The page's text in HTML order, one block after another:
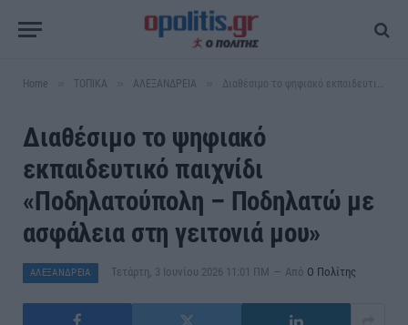
Home ΤΟΠΙΚΑ ΑΛΕΞΑΝΔΡΕΙΑ Διαθέσιμο το ψηφιακό εκπαιδευτικό παιχνίδι «Ποδηλατούπολη – Ποδηλατώ με ασφάλεια στη γειτονιά μου»
Διαθέσιμο το ψηφιακό
εκπαιδευτικό παιχνίδι
«Ποδηλατούπολη – Ποδηλατώ με
ασφάλεια στη γειτονιά μου»
ΑΛΕΞΑΝΔΡΕΙΑ Τετάρτη, 3 Ιουνίου 2026 11:01 ΠΜ Από Ο Πολίτης